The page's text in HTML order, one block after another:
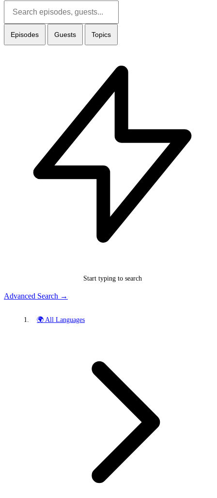
Episodes Guests Topics
Start typing to search
Advanced Search →
🌍 All Languages